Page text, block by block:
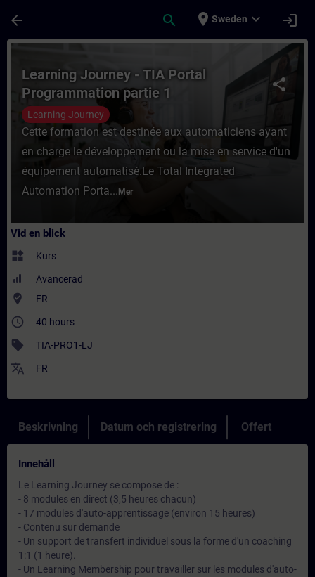
arrow_back search place Sweden expand_more login
Kurs - Learning Journey - TIA Portal
share
Learning Journey - TIA Portal
Programmation partie 1
Learning Journey
Cette formation est destinée aux automaticiens ayant
en charge le développement ou la mise en service d'un
équipement automatisé.Le Total Integrated
Automation Porta... Mer
Vid en blick
widgets Kurs
Avancerad
where_to_vote FR
access_time 40 hours
sell TIA-PRO1-LJ
translate FR
Beskrivning Datum och registrering Offert
Innehåll
Le Learning Journey se compose de :
- 8 modules en direct (3,5 heures chacun)
- 17 modules d'auto-apprentissage (environ 15 heures)
- Contenu sur demande
- Un support de transfert individuel sous la forme d'un coaching
1:1 (1 heure).
- Un Learning Membership pour travailler sur les modules d'auto-